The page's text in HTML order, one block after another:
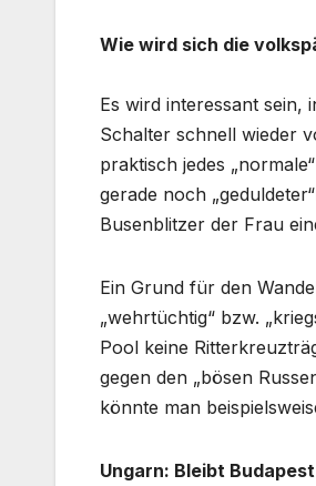
Wie wird sich die
Es wird interessant sein,
Schalter schnell wieder
praktisch jedes
gerade noch
Busenblitzer der Frau
Ein Grund für den
„wehrtüchtig“ bzw.
Pool keine
gegen den „bösen
könnte man
Ungarn: Bleibt